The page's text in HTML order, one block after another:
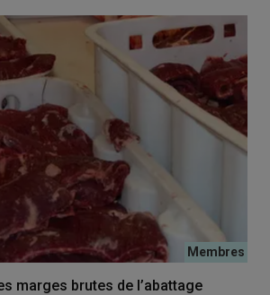
marges brutes de l’abattage